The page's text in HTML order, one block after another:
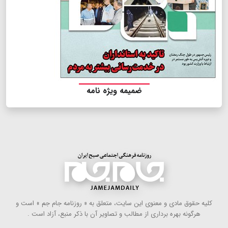
ضمیمه ویژه نامه
كلیه حقوق مادی و معنوی این سایت، متعلق به « روزنامه جام جم » است و
هرگونه بهره ‌برداری از مطالب و تصاویر آن با ذكر منبع، آزاد است .